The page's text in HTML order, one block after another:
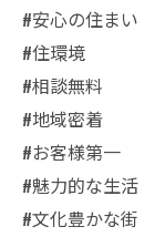
#安心の住まい
#住環境
#相談無料
#地域密着
#お客様第一
#魅力的な生活
#文化豊かな街